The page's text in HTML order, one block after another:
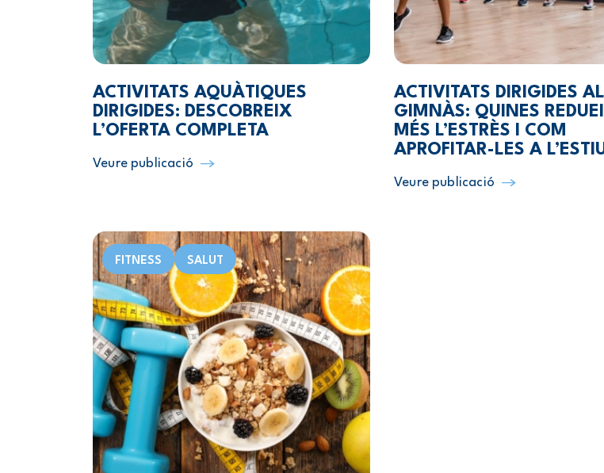
ACTIVITATS AQUÀTIQUES
DIRIGIDES: DESCOBREIX
L’OFERTA COMPLETA
Veure publicació
ACTIVITATS DIRIGIDES AL
GIMNÀS: QUINES
MÉS L’ESTRÈS I COM
APROFITAR-LES A
Veure publicació
FITNESS SALUT